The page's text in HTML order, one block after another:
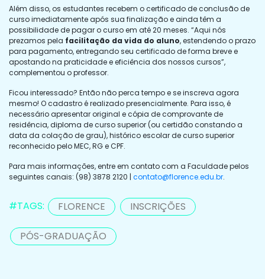
Além disso, os estudantes recebem o certificado de conclusão de
curso imediatamente após sua finalização e ainda têm a
possibilidade de pagar o curso em até 20 meses. “Aqui nós
prezamos pela facilitação da vida do aluno, estendendo o prazo
para pagamento, entregando seu certificado de forma breve e
apostando na praticidade e eficiência dos nossos cursos”,
complementou o professor.
Ficou interessado? Então não perca tempo e se inscreva agora
mesmo! O cadastro é realizado presencialmente. Para isso, é
necessário apresentar original e cópia de comprovante de
residência, diploma de curso superior (ou certidão constando a
data da colação de grau), histórico escolar de curso superior
reconhecido pelo MEC, RG e CPF.
Para mais informações, entre em contato com a Faculdade pelos
seguintes canais: (98) 3878 2120 | contato@florence.edu.br.
#TAGS: FLORENCE INSCRIÇÕES
PÓS-GRADUAÇÃO